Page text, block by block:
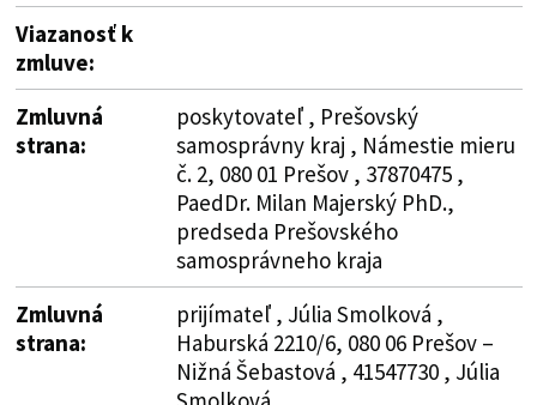
Viazanosť k
zmluve:
Zmluvná
strana:
poskytovateľ , Prešovský
samosprávny kraj , Námestie mieru
č. 2, 080 01 Prešov , 37870475 ,
PaedDr. Milan Majerský PhD.,
predseda Prešovského
samosprávneho kraja
Zmluvná
strana:
prijímateľ , Júlia Smolková ,
Haburská 2210/6, 080 06 Prešov –
Nižná Šebastová , 41547730 , Júlia